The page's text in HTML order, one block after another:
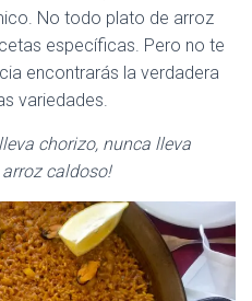
No todo plato de arroz
específicas. Pero no te
encontrarás la verdadera
variedades.
chorizo, nunca lleva
caldoso!